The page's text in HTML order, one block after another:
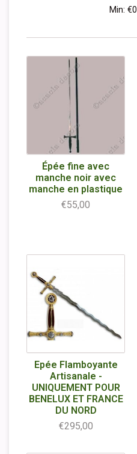
Min: €0
Épée fine avec
manche noir avec
manche en plastique
€55,00
Epée Flamboyante
Artisanale -
UNIQUEMENT POUR
BENELUX ET FRANCE
DU NORD
€295,00